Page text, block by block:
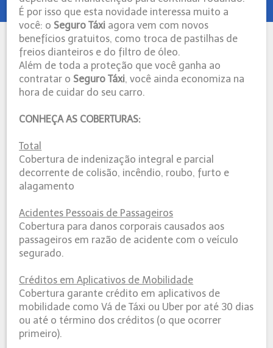
É por isso que esta novidade interessa muito a
você: o Seguro Táxi agora vem com novos
benefícios gratuitos, como troca de pastilhas de
freios dianteiros e do filtro de óleo.
Além de toda a proteção que você ganha ao
contratar o Seguro Táxi, você ainda economiza na
hora de cuidar do seu carro.
CONHEÇA AS COBERTURAS:
Total
Cobertura de indenização integral e parcial
decorrente de colisão, incêndio, roubo, furto e
alagamento
Acidentes Pessoais de Passageiros
Cobertura para danos corporais causados aos
passageiros em razão de acidente com o veículo
segurado.
Créditos em Aplicativos de Mobilidade
Cobertura garante crédito em aplicativos de
mobilidade como Vá de Táxi ou Uber por até 30 dias
ou até o término dos créditos (o que ocorrer
primeiro).